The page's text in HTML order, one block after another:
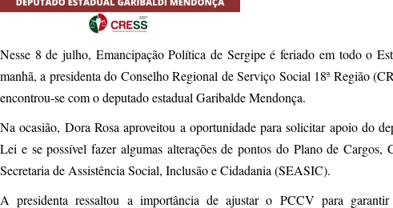
Nesse 8 de julho, Emancipação Política de Sergipe é feriado em todo o
manhã, a presidenta do Conselho Regional de Serviço Social 18ª Região
encontrou-se com o deputado estadual Garibalde Mendonça.
Na ocasião, Dora Rosa aproveitou a oportunidade para solicitar apoio do
Lei e se possível fazer algumas alterações de pontos do Plano de Cargos,
Secretaria de Assistência Social, Inclusão e Cidadania (SEASIC).
A presidenta ressaltou a importância de ajustar o PCCV para